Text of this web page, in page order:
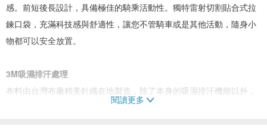
感。前短後長設計，具備極佳的騎乘活動性。獨特雷射切割貼合式拉
鍊口袋，充滿科技感與舒適性，讓您不管騎車或是其他活動，隨身小
物都可以安全放置。
3M吸濕排汗處理
布料由台灣布廠精美針織在地製造，除了本身的吸濕排汗機能以外，
更經過3M的吸濕排汗加工處理，提供更好的穿著表現。
閱讀更多